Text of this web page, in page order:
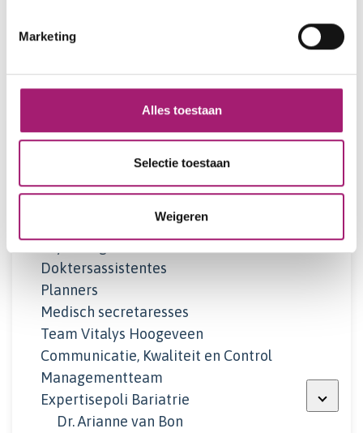
Marketing
Alles toestaan
Selectie toestaan
Weigeren
Over ons
Het team van Vitalys
Psychologen
Doktersassistentes
Planners
Medisch secretaresses
Team Vitalys Hoogeveen
Communicatie, Kwaliteit en Control
Managementteam
Expertisepoli Bariatrie
Dr. Arianne van Bon
American Psychiatric Association